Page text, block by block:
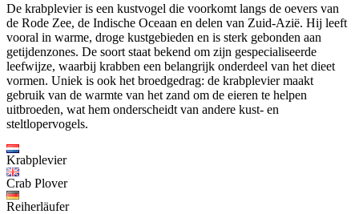
De krabplevier is een kustvogel die voorkomt langs de oevers van
de Rode Zee, de Indische Oceaan en delen van Zuid-Azië. Hij leeft
vooral in warme, droge kustgebieden en is sterk gebonden aan
getijdenzones. De soort staat bekend om zijn gespecialiseerde
leefwijze, waarbij krabben een belangrijk onderdeel van het dieet
vormen. Uniek is ook het broedgedrag: de krabplevier maakt
gebruik van de warmte van het zand om de eieren te helpen
uitbroeden, wat hem onderscheidt van andere kust- en
steltlopervogels.
Krabplevier
Crab Plover
Reiherläufer